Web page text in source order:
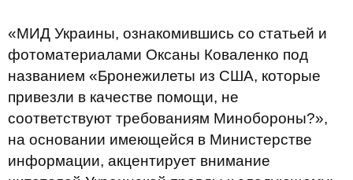
«МИД Украины, ознакомившись со статьей и
фотоматериалами Оксаны Коваленко под
названием «Бронежилеты из США, которые
привезли в качестве помощи, не
соответствуют требованиям Минобороны?»,
на основании имеющейся в Министерстве
информации, акцентирует внимание